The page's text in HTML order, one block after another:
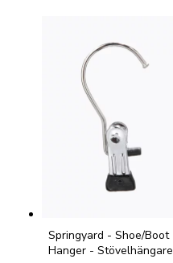
Springyard - Shoe/Boot
Hanger - Stövelhängare